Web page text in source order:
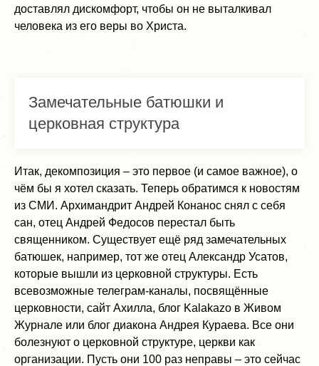
доставлял дискомфорт, чтобы он не выталкивал
человека из его веры во Христа.
Замечательные батюшки и
церковная структура
Итак, декомпозиция – это первое (и самое важное), о
чём бы я хотел сказать. Теперь обратимся к новостям
из СМИ. Архимандрит Андрей Конанос снял с себя
сан, отец Андрей Федосов перестал быть
священником. Существует ещё ряд замечательных
батюшек, например, тот же отец Александр Усатов,
которые вышли из церковной структуры. Есть
всевозможные телеграм-каналы, посвящённые
церковности, сайт Ахилла, блог Kalakazo в Живом
Журнале или блог диакона Андрея Кураева. Все они
болезнуют о церковной структуре, церкви как
организации. Пусть они 100 раз неправы – это сейчас